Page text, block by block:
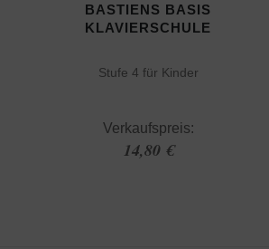
BASTIENS BASIS
KLAVIERSCHULE
Stufe 4 für Kinder
Verkaufspreis:
14,80 €